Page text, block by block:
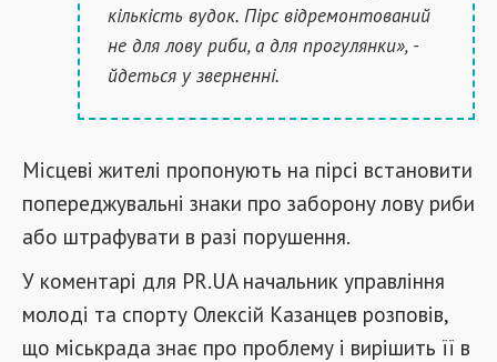
кількість вудок. Пірс відремонтований
не для лову риби, а для прогулянки», -
йдеться у зверненні.
Місцеві жителі пропонують на пірсі встановити
попереджувальні знаки про заборону лову риби
або штрафувати в разі порушення.
У коментарі для PR.UA начальник управління
молоді та спорту Олексій Казанцев розповів,
що міськрада знає про проблему і вирішить її в